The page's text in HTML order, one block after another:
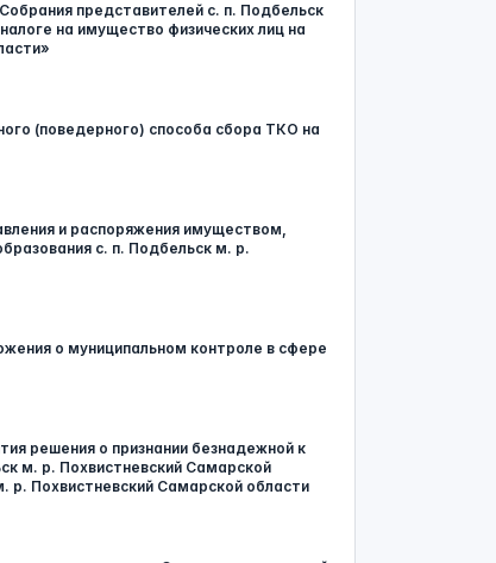
представителей с. п. Подбельск
на имущество физических лиц на
(поведерного) способа сбора ТКО на
и распоряжения имуществом,
с. п. Подбельск м. р.
о муниципальном контроле в сфере
решения о признании безнадежной к
м. р. Похвистневский Самарской
Похвистневский Самарской области